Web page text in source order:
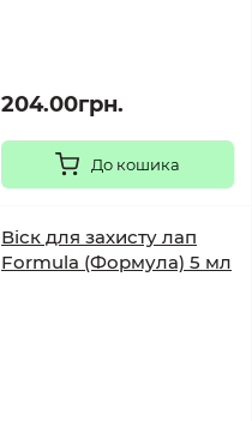
204.00грн.
До кошика
Віск для захисту лап
Formula (Формула) 5 мл